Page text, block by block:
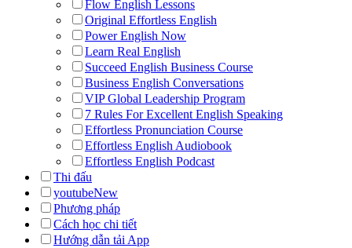
Flow English Lessons
Original Effortless English
Power English Now
Learn Real English
Succeed English Business Course
Business English Conversations
VIP Global Leadership Program
7 Rules For Excellent English Speaking
Effortless Pronunciation Course
Effortless English Audiobook
Effortless English Podcast
Thi đấu
youtubeNew
Phương pháp
Cách học chi tiết
Hướng dẫn tải App